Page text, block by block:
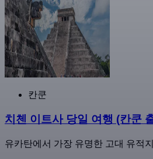
칸쿤
치첸 이트사 당일 여행 (칸쿤
유카탄에서 가장 유명한 고대 유적